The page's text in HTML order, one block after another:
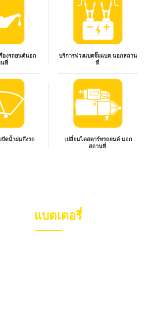
องรถยนต์นอก
นที่
บริการพ่วงแบตจั๊มแบต นอกสถาน
ที่
ปัดน้ำฝนถึงรถ
เปลี่ยนไดสตาร์ทรถยนต์ นอก
สถานที่
แบตเตอรี่